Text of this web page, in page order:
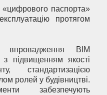
паспорта»
протягом
BIM
з підвищенням якості
стандартизацією
ролей у будівництві.
забезпечують